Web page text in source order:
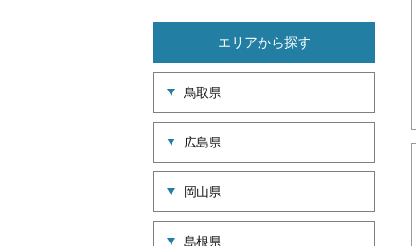
エリアから探す
鳥取県
広島県
岡山県
島根県